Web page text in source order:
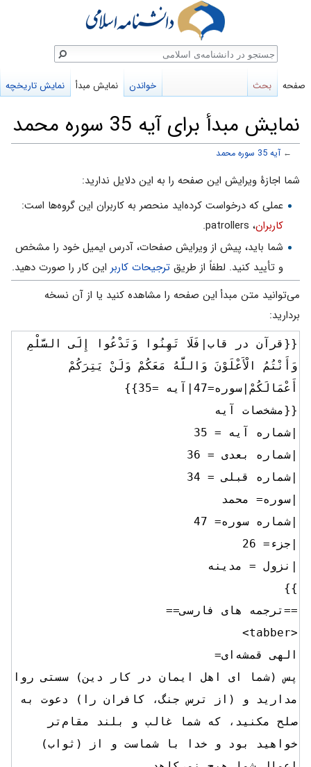
نمایش مبدأ برای آیه 35 سوره محمد
←آیه 35 سوره محمد
پرش
ناوبری
پرش
جستجو
شما اجازهٔ ویرایش این صفحه را به این دلایل ندارید:
عملی که درخواست کرده‌اید منحصر به کاربران این گروه‌ها است:
کاربران، patrollers.
شما باید، پیش از ویرایش صفحات، آدرس ایمیل خود را مشخص
و تأیید کنید. لطفاً از طریق ترجیحات کاربر این کار را صورت دهید.
می‌توانید متن مبدأ این صفحه را مشاهده کنید یا از آن نسخه
بردارید:
صفحه بحث خواندن نمایش مبدأ نمایش تاریخچه
جستجو